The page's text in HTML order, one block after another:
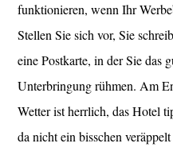
funktionieren, wenn Ihr
Stellen Sie sich vor, Sie
eine Postkarte, in der Sie das
Unterbringung rühmen. Am
Wetter ist herrlich, das Hotel
da nicht ein bisschen